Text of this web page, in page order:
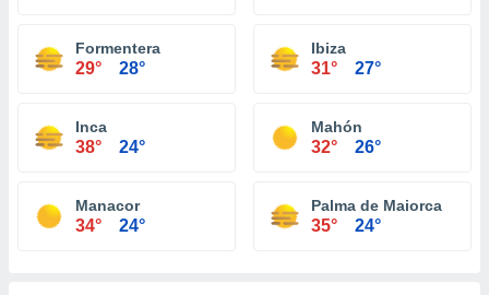
Formentera
29° 28°
Ibiza
31° 27°
Inca
38° 24°
Mahón
32° 26°
Manacor
34° 24°
Palma de Maiorca
35° 24°